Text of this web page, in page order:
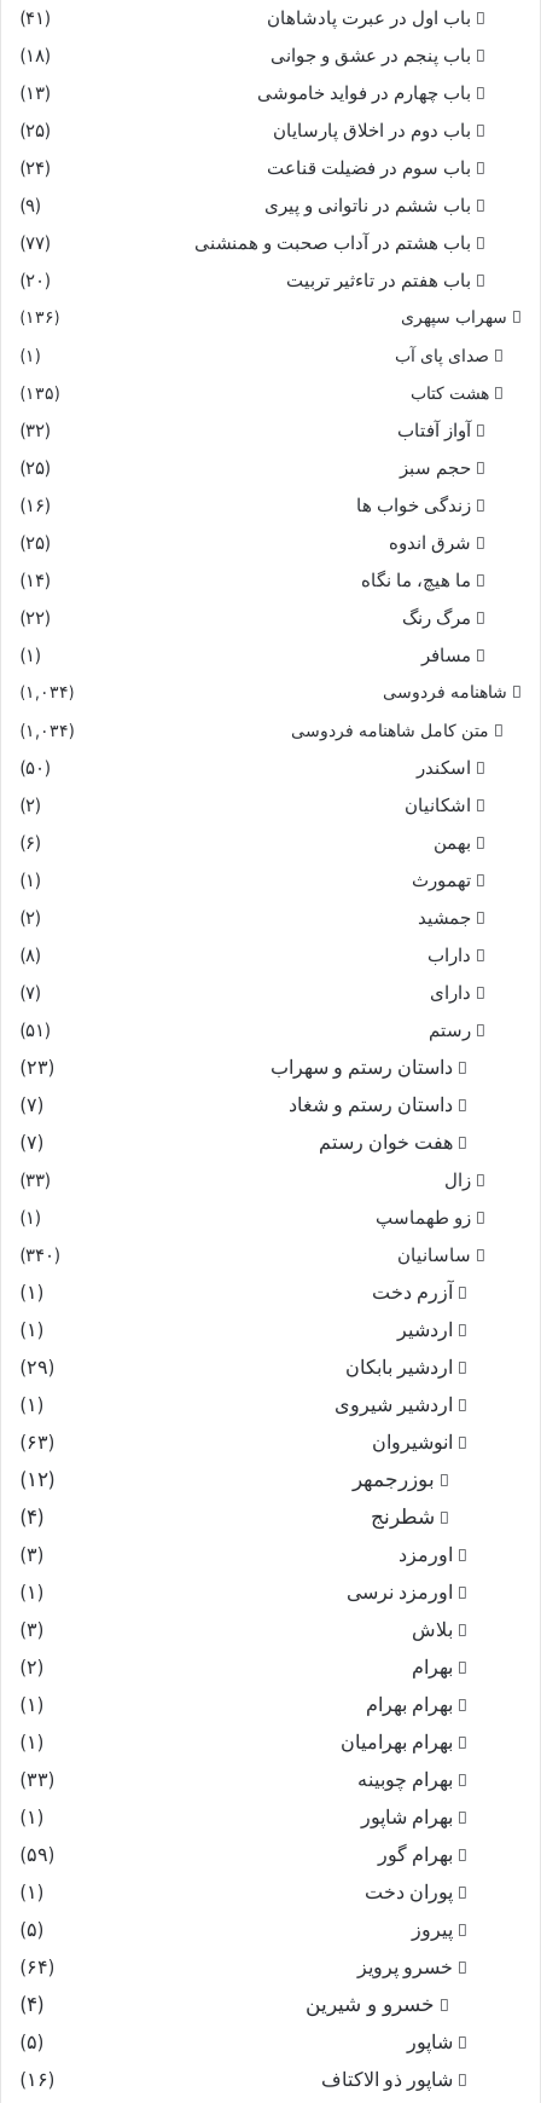
باب اول در عبرت پادشاهان
(۴۱)
باب پنجم در عشق و جوانى
(۱۸)
باب چهارم در فواید خاموشى
(۱۳)
باب دوم در اخلاق پارسایان
(۲۵)
باب سوم در فضیلت قناعت
(۲۴)
باب ششم در ناتوانى و پیرى
(۹)
باب هشتم در آداب صحبت و همنشنى
(۷۷)
باب هفتم در تاءثیر تربیت
(۲۰)
سهراب سپهری (۱۳۶)
صدای پای آب
(۱)
هشت کتاب
(۱۳۵)
آواز آفتاب
(۳۲)
حجم سبز
(۲۵)
زندگی خواب ها
(۱۶)
شرق اندوه
(۲۵)
ما هیچ، ما نگاه
(۱۴)
مرگ رنگ
(۲۲)
مسافر
(۱)
شاهنامه فردوسی (۱,۰۳۴)
متن کامل شاهنامه فردوسی (۱,۰۳۴)
اسکندر
(۵۰)
اشکانیان
(۲)
بهمن
(۶)
تهمورث
(۱)
جمشید
(۲)
داراب
(۸)
دارای
(۷)
رستم
(۵۱)
داستان رستم و سهراب
(۲۳)
داستان رستم و شغاد
(۷)
هفت خوان رستم‏
(۷)
زال
(۳۳)
زو طهماسپ‏
(۱)
ساسانیان
(۳۴۰)
آزرم دخت
(۱)
اردشیر
(۱)
اردشیر بابکان
(۲۹)
اردشیر شیروی
(۱)
انوشیروان
(۶۳)
بوزرجمهر
(۱۲)
شطرنج
(۴)
اورمزد
(۳)
اورمزد نرسى‏
(۱)
بلاش
(۳)
بهرام
(۲)
بهرام بهرام
(۱)
بهرام بهرامیان‏
(۱)
بهرام چوبینه
(۳۳)
بهرام شاپور
(۱)
بهرام گور
(۵۹)
پوران دخت
(۱)
پیروز
(۵)
خسرو پرویز
(۶۴)
خسرو و شیرین (۴)
شاپور
(۵)
شاپور ذو الاکتاف
(۱۶)